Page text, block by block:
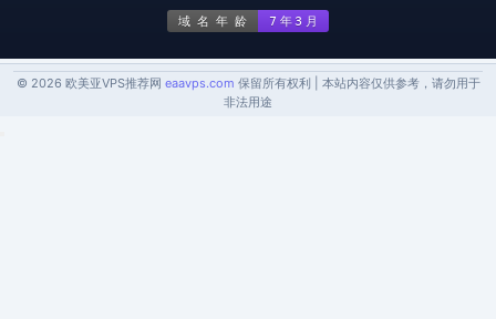
© 2026 欧美亚VPS推荐网 eaavps.com 保留所有权利 | 本站内容仅供参考，请勿用于
非法用途